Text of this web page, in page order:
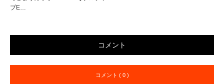
ブE…
コメント
コメント ( 0 )